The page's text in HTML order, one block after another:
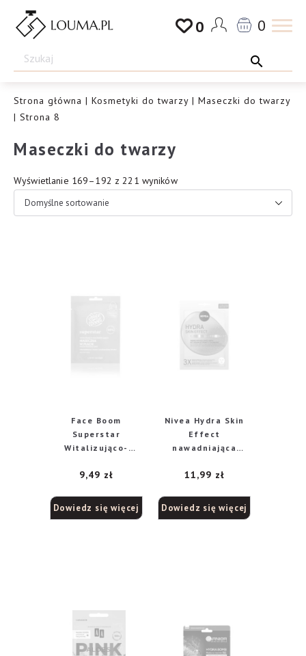
Przejdź
Drogeria
Louma.pl
0 0
Strona główna | Kosmetyki do twarzy | Maseczki do twarzy
| Strona 8
Maseczki do twarzy
Wyświetlanie 169–192 z 221 wyników
Face Boom
Superstar
Witalizująco-
Maseczka w płacie
9,49 zł
Dowiedz się więcej
Nivea Hydra Skin
Effect
nawadniająca
kwasem
sztuka
11,99 zł
Dowiedz się więcej